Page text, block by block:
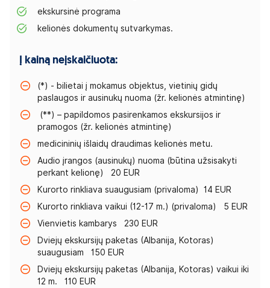
ekskursinė programa
kelionės dokumentų sutvarkymas.
Į kainą neįskaičiuota:
(*) - bilietai į mokamus objektus, vietinių gidų
paslaugos ir ausinukų nuoma (žr. kelionės atmintinę)
(**) – papildomos pasirenkamos ekskursijos ir
pramogos (žr. kelionės atmintinę)
medicininių išlaidų draudimas kelionės metu.
Audio įrangos (ausinukų) nuoma (būtina užsisakyti
perkant kelionę) 20 EUR
Kurorto rinkliava suaugusiam (privaloma) 14 EUR
Kurorto rinkliava vaikui (12-17 m.) (privaloma) 5 EUR
Vienvietis kambarys 230 EUR
Dviejų ekskursijų paketas (Albanija, Kotoras)
suaugusiam 150 EUR
Dviejų ekskursijų paketas (Albanija, Kotoras) vaikui iki
12 m. 110 EUR